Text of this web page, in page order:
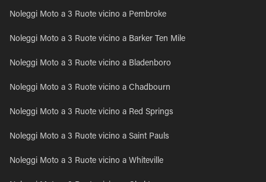
Noleggi Moto a 3 Ruote vicino a Pembroke
Noleggi Moto a 3 Ruote vicino a Barker Ten Mile
Noleggi Moto a 3 Ruote vicino a Bladenboro
Noleggi Moto a 3 Ruote vicino a Chadbourn
Noleggi Moto a 3 Ruote vicino a Red Springs
Noleggi Moto a 3 Ruote vicino a Saint Pauls
Noleggi Moto a 3 Ruote vicino a Whiteville